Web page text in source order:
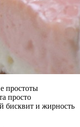
простоты
просто
бисквит и жирность